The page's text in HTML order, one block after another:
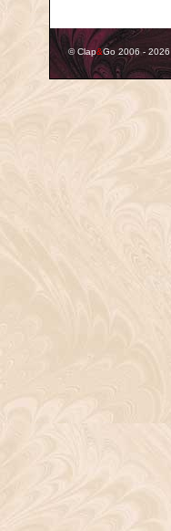
© Clap&Go 2006 - 2026